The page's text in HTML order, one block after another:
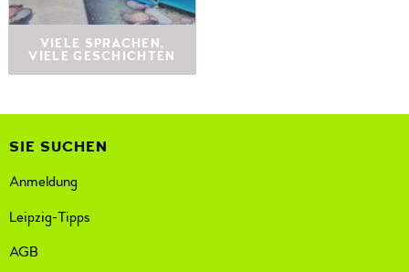
VIELE SPRACHEN,
VIELE GESCHICHTEN
SIE SUCHEN
Anmeldung
Leipzig-Tipps
AGB